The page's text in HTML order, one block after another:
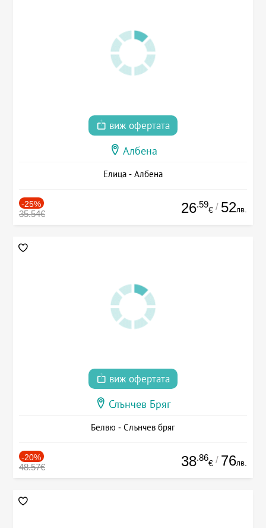
виж офертата
Албена
Елица - Албена
-25%
35.54€ 26.59
€ / 52лв.
виж офертата
Слънчев Бряг
Белвю - Слънчев бряг
-20%
48.57€ 38.86
€ / 76лв.